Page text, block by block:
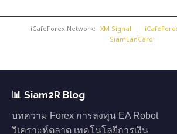
iCafeForex Network: XM Signal |
SiamLanCard
📊 Siam2R Blog
บทความ Forex การลงทุน EA Robot
วิเคราะห์ตลาด เทคโนโลยีการเงิน